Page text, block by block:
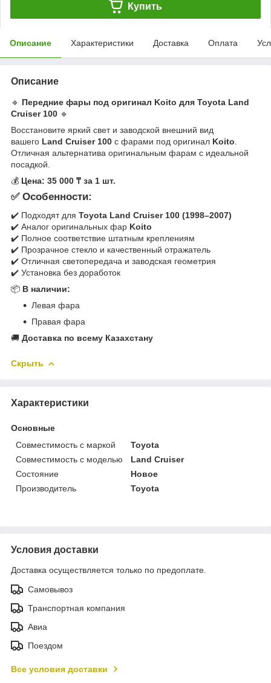
Купить
Описание Характеристики Доставка Оплата
Описание
🔹 Передние фары под оригинал Koito для Toyota Land
Cruiser 100 🔹
Восстановите яркий свет и заводской внешний вид
вашего Land Cruiser 100 с фарами под оригинал Koito
Отличная альтернатива оригинальным фарам с идеальной
посадкой.
💰 Цена: 35 000 ₸ за 1 шт.
✅ Особенности:
✔️ Подходят для Toyota Land Cruiser 100 (1998–2007)
✔️ Аналог оригинальных фар Koito
✔️ Полное соответствие штатным креплениям
✔️ Прозрачное стекло и качественный отражатель
✔️ Отличная светопередача и заводская геометрия
✔️ Установка без доработок
📦 В наличии:
Левая фара
Правая фара
🚚 Доставка по всему Казахстану
Скрыть
Характеристики
Основные
Совместимость с маркой
Toyota
Совместимость с моделью
Land Cruiser
Состояние
Новое
Производитель
Toyota
Условия доставки
Доставка осуществляется только по предоплате.
Самовывоз
Транспортная компания
Авиа
Поездом
Все условия доставки